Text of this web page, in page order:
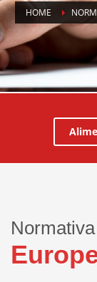
HOME
Normativa